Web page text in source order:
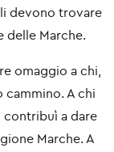
devono trovare
delle Marche.
omaggio a chi,
A chi
contribuì a dare
Marche. A